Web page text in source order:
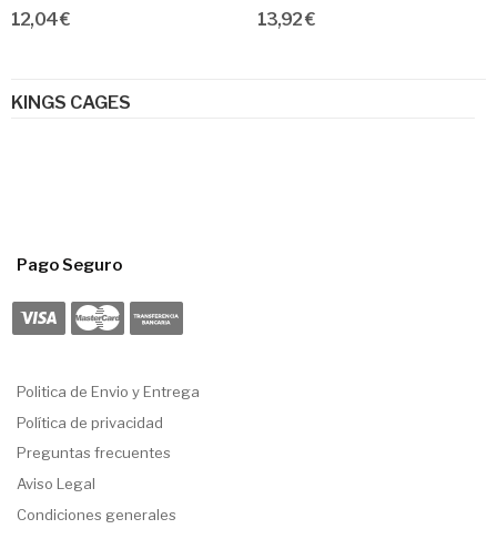
KINGS CAGES
12,04 € 13,92 €
Pago Seguro
Politica de Envio y Entrega
Política de privacidad
Preguntas frecuentes
Aviso Legal
Condiciones generales